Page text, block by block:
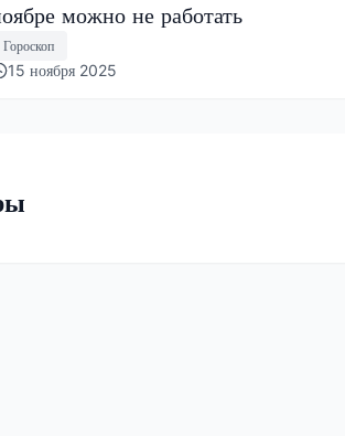
можно не работать
Гороскоп
15 ноября 2025